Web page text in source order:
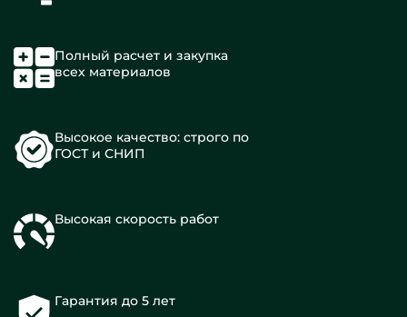
Полный расчет и закупка
всех материалов
Высокое качество: строго по
ГОСТ и СНИП
Высокая скорость работ
Гарантия до 5 лет